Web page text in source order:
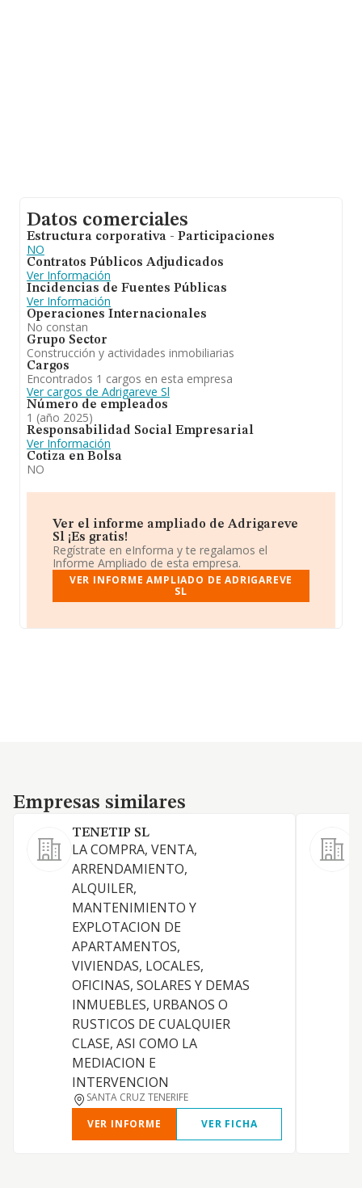
Datos comerciales
Estructura corporativa - Participaciones
NO
Contratos Públicos Adjudicados
Ver Información
Incidencias de Fuentes Públicas
Ver Información
Operaciones Internacionales
No constan
Grupo Sector
Construcción y actividades inmobiliarias
Cargos
Encontrados 1 cargos en esta empresa
Ver cargos de Adrigareve Sl
Número de empleados
1 (año 2025)
Responsabilidad Social Empresarial
Ver Información
Cotiza en Bolsa
NO
Ver el informe ampliado de Adrigareve
Sl ¡Es gratis!
Regístrate en eInforma y te regalamos el
Informe Ampliado de esta empresa.
VER INFORME AMPLIADO DE ADRIGAREVE
SL
Empresas similares
Empresas similares
TENETIP SL
LA COMPRA, VENTA,
ARRENDAMIENTO,
ALQUILER,
MANTENIMIENTO Y
EXPLOTACION DE
APARTAMENTOS,
VIVIENDAS, LOCALES,
OFICINAS, SOLARES Y DEMAS
INMUEBLES, URBANOS O
RUSTICOS DE CUALQUIER
CLASE, ASI COMO LA
MEDIACION E
INTERVENCION
SANTA CRUZ TENERIFE
VER INFORME
VER FICHA